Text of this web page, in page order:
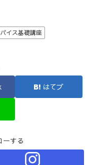
イス基礎講座
はてブ
ーする